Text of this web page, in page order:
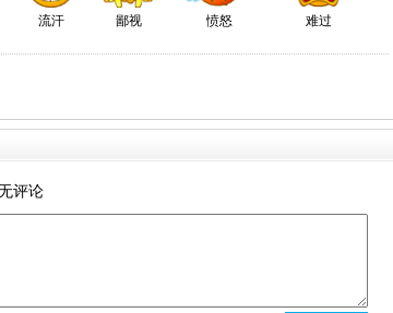
流汗 鄙视 愤怒 难过
评论